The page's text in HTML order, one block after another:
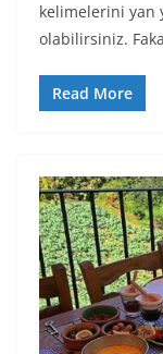
kelimelerini yan
olabilirsiniz.
Read More